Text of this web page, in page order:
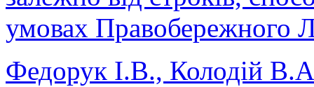
умовах Правобережного
Федорук І.В., Колодій